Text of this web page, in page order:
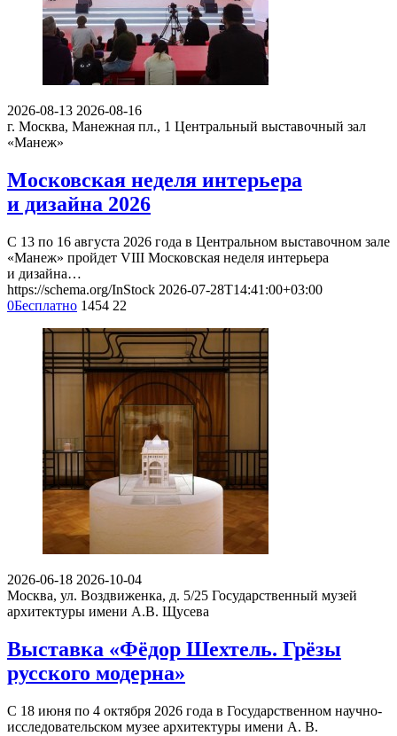
2026-08-13 2026-08-16
г. Москва, Манежная пл., 1 Центральный выставочный зал
«Манеж»
Московская неделя интерьера
и дизайна 2026
С 13 по 16 августа 2026 года в Центральном выставочном зале
«Манеж» пройдет VIII Московская неделя интерьера
и дизайна…
https://schema.org/InStock 2026-07-28T14:41:00+03:00
0Бесплатно 1454 22
2026-06-18 2026-10-04
Москва, ул. Воздвиженка, д. 5/25 Государственный музей
архитектуры имени А.В. Щусева
Выставка «Фёдор Шехтель. Грёзы
русского модерна»
С 18 июня по 4 октября 2026 года в Государственном научно-
исследовательском музее архитектуры имени А. В.